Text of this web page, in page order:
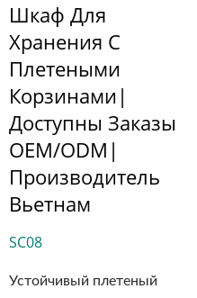
Шкаф Для
Хранения С
Плетеными
Корзинами|
Доступны Заказы
OEM/ODM|
Производитель
Вьетнам
SC08
Устойчивый плетеный